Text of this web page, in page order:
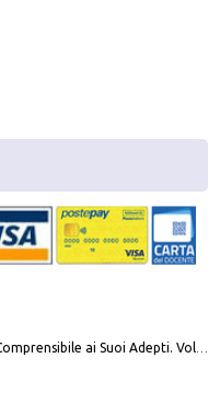
La Massoneria Resa Comprensibile ai Suoi Adepti. Vol. 3: il Maestro.